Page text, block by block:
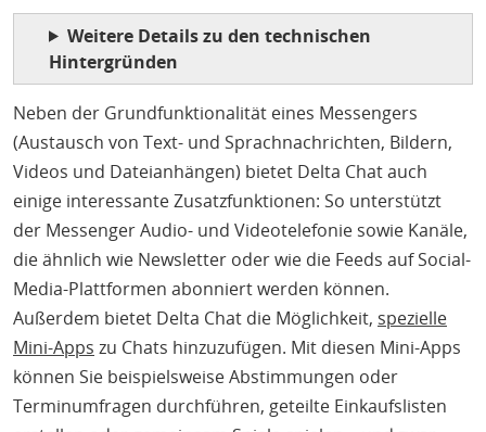
Weitere Details zu den technischen
Hintergründen
Neben der Grundfunktionalität eines Messengers
(Austausch von Text- und Sprachnachrichten, Bildern,
Videos und Dateianhängen) bietet Delta Chat auch
einige interessante Zusatzfunktionen: So unterstützt
der Messenger Audio- und Videotelefonie sowie Kanäle,
die ähnlich wie Newsletter oder wie die Feeds auf Social-
Media-Plattformen abonniert werden können.
Außerdem bietet Delta Chat die Möglichkeit, spezielle
Mini-Apps zu Chats hinzuzufügen. Mit diesen Mini-Apps
können Sie beispielsweise Abstimmungen oder
Terminumfragen durchführen, geteilte Einkaufslisten